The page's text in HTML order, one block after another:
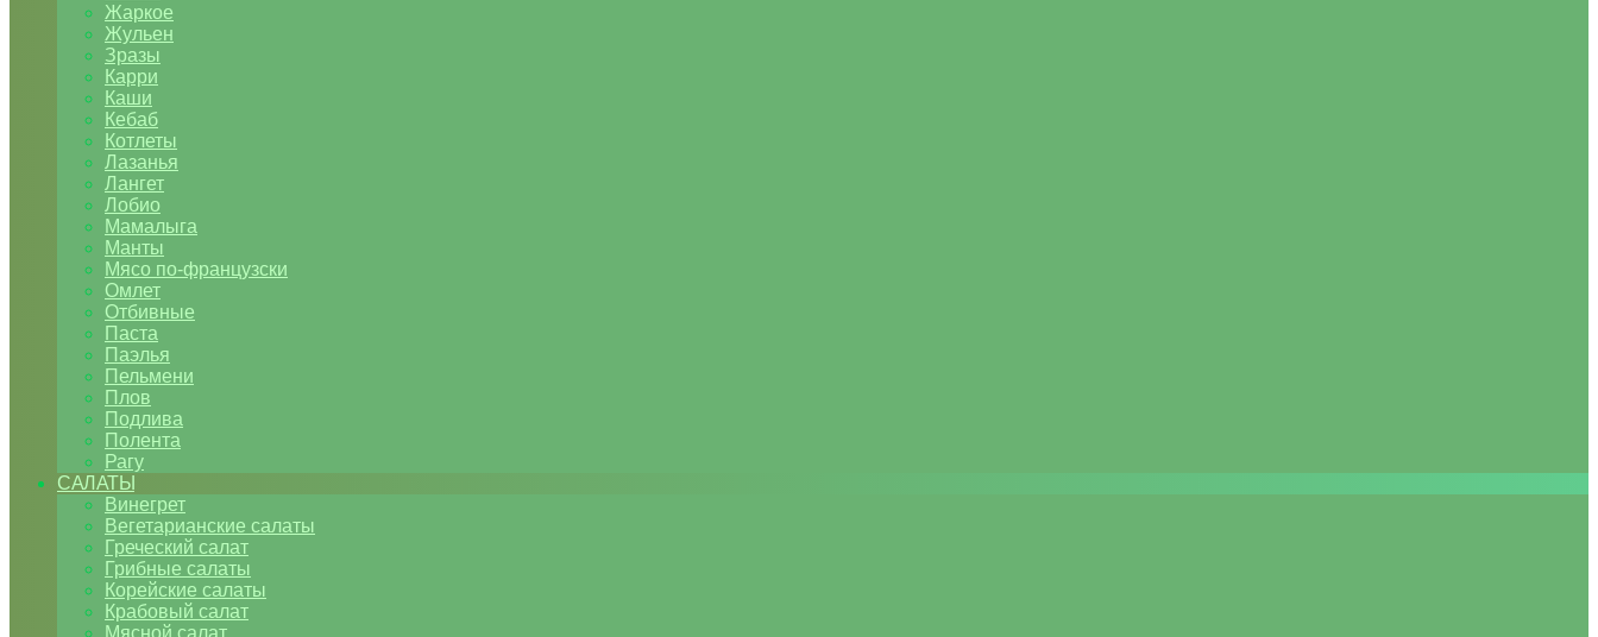
Жаркое
Жульен
Зразы
Карри
Каши
Кебаб
Котлеты
Лазанья
Лангет
Лобио
Мамалыга
Манты
Мясо по-французски
Омлет
Отбивные
Паста
Паэлья
Пельмени
Плов
Подлива
Полента
Рагу
САЛАТЫ
Винегрет
Вегетарианские салаты
Греческий салат
Грибные салаты
Корейские салаты
Крабовый салат
Мясной салат